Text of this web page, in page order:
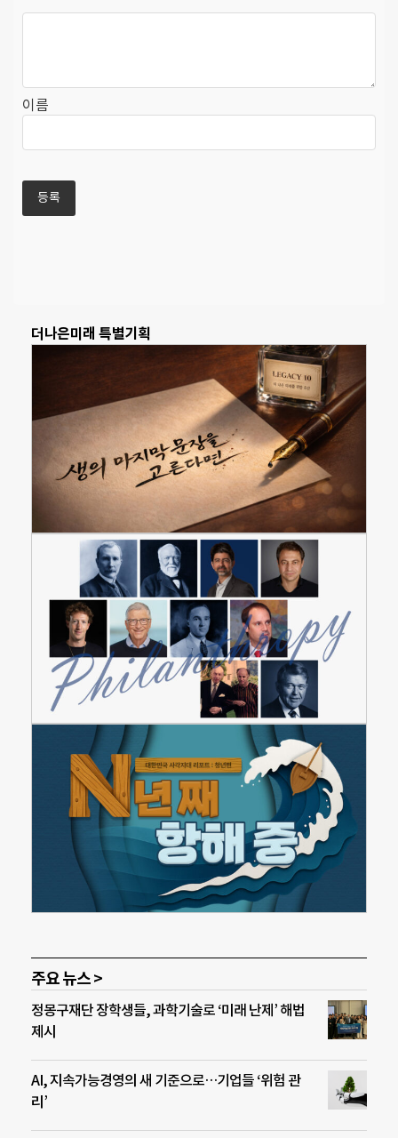
이름
더나은미래 특별기획
주요 뉴스 >
정몽구재단 장학생들, 과학기술로 ‘미래 난제’ 해법
제시
AI, 지속가능경영의 새 기준으로…기업들 ‘위험 관
리’